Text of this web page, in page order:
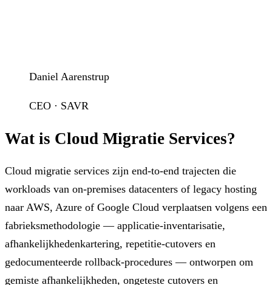
Daniel Aarenstrup
CEO · SAVR
Wat is Cloud Migratie Services?
Cloud migratie services zijn end-to-end trajecten die
workloads van on-premises datacenters of legacy hosting
naar AWS, Azure of Google Cloud verplaatsen volgens een
fabrieksmethodologie — applicatie-inventarisatie,
afhankelijkhedenkartering, repetitie-cutovers en
gedocumenteerde rollback-procedures — ontworpen om
gemiste afhankelijkheden, ongeteste cutovers en